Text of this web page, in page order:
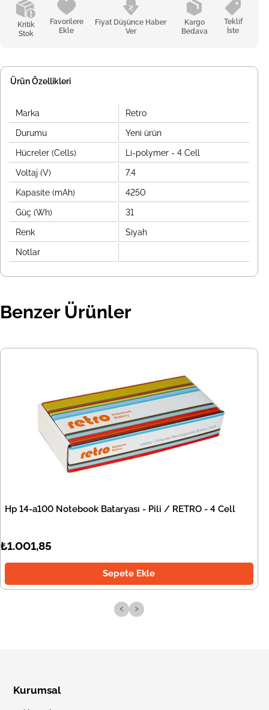
Kritik
Stok
Favorilere
Ekle
Fiyat Düşünce Haber
Ver
Kargo
Bedava
Teklif
İste
Ürün Özellikleri
Marka Retro
Durumu Yeni ürün
Hücreler (Cells) Li-polymer - 4 Cell
Voltaj (V) 7.4
Kapasite (mAh) 4250
Güç (Wh) 31
Renk Siyah
Notlar
Benzer Ürünler
Hp 14-a100 Notebook Bataryası - Pili / RETRO - 4 Cell
₺1.001,85
Sepete Ekle
‹ ›
Kurumsal